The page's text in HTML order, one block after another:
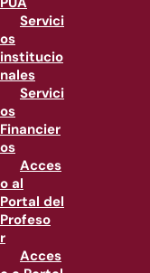
Servici
os
institucio
nales
Servici
os
Financier
os
Acces
o al
Portal del
Profeso
r
Acces